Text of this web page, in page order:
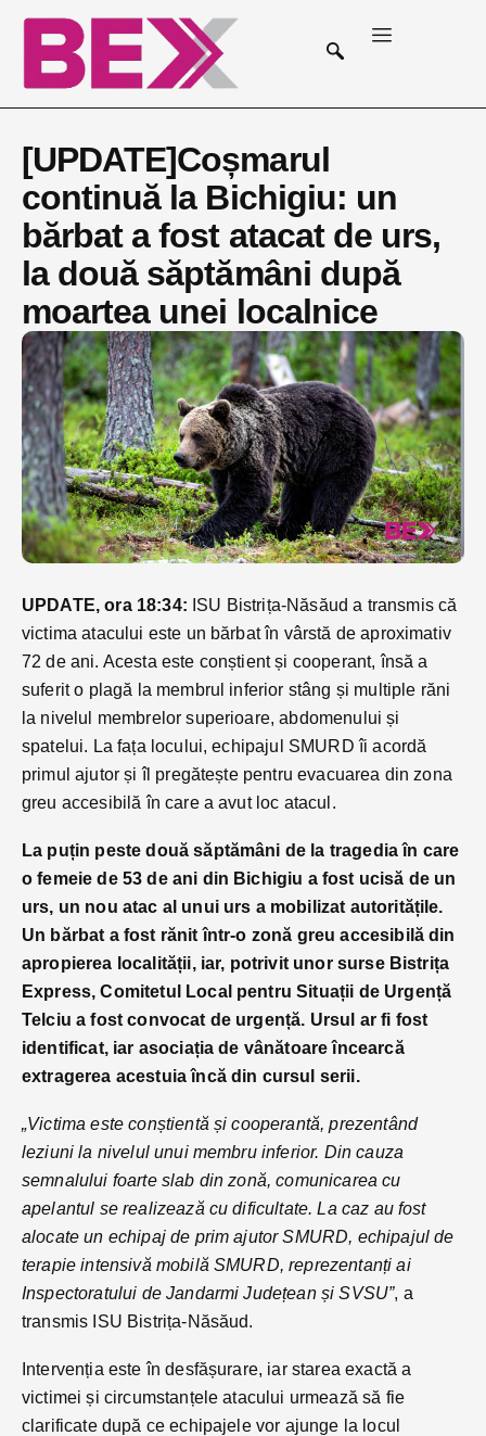
[UPDATE]Coșmarul
continuă la Bichigiu: un
bărbat a fost atacat de urs,
la două săptămâni după
moartea unei localnice
UPDATE, ora 18:34: ISU Bistrița-Năsăud a transmis că
victima atacului este un bărbat în vârstă de aproximativ
72 de ani. Acesta este conștient și cooperant, însă a
suferit o plagă la membrul inferior stâng și multiple răni
la nivelul membrelor superioare, abdomenului și
spatelui. La fața locului, echipajul SMURD îi acordă
primul ajutor și îl pregătește pentru evacuarea din zona
greu accesibilă în care a avut loc atacul.
La puțin peste două săptămâni de la tragedia în care
o femeie de 53 de ani din Bichigiu a fost ucisă de un
urs, un nou atac al unui urs a mobilizat autoritățile.
Un bărbat a fost rănit într-o zonă greu accesibilă din
apropierea localității, iar, potrivit unor surse Bistrița
Express, Comitetul Local pentru Situații de Urgență
Telciu a fost convocat de urgență. Ursul ar fi fost
identificat, iar asociația de vânătoare încearcă
extragerea acestuia încă din cursul serii.
„Victima este conștientă și cooperantă, prezentând
leziuni la nivelul unui membru inferior. Din cauza
semnalului foarte slab din zonă, comunicarea cu
apelantul se realizează cu dificultate. La caz au fost
alocate un echipaj de prim ajutor SMURD, echipajul de
terapie intensivă mobilă SMURD, reprezentanți ai
Inspectoratului de Jandarmi Județean și SVSU”, a
transmis ISU Bistrița-Năsăud.
Intervenția este în desfășurare, iar starea exactă a
victimei și circumstanțele atacului urmează să fie
clarificate după ce echipajele vor ajunge la locul